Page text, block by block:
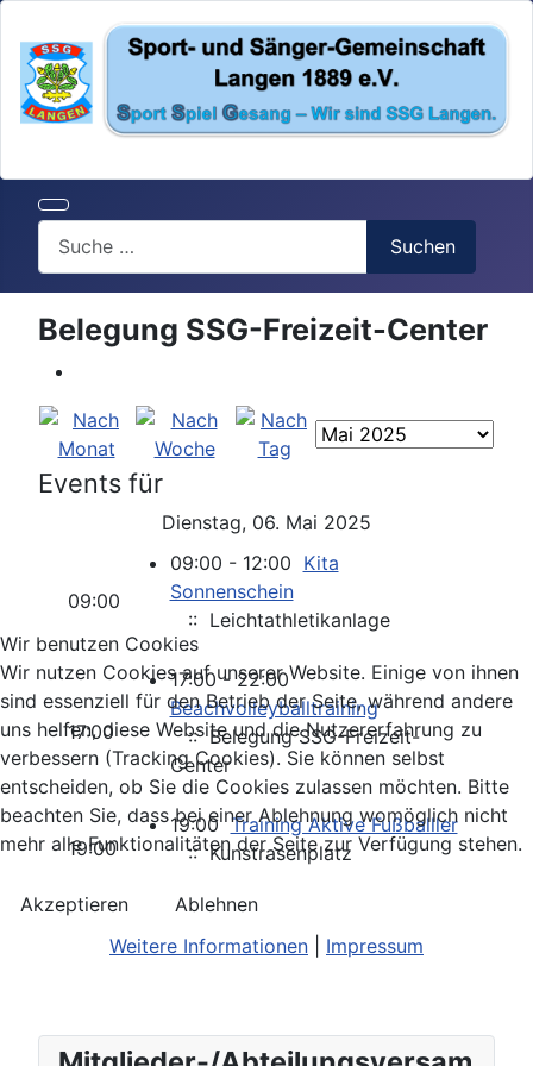
Search
Suchen
Belegung SSG-Freizeit-Center
Events für
Dienstag, 06. Mai 2025
09:00
09:00 - 12:00 Kita
Sonnenschein
:: Leichtathletikanlage
17:00
17:00 - 22:00
Beachvolleyballtraining
:: Belegung SSG-Freizeit-
Center
19:00
19:00Training Aktive Fußballler
:: Kunstrasenplatz
Wir benutzen Cookies
Wir nutzen Cookies auf unserer Website. Einige von ihnen
sind essenziell für den Betrieb der Seite, während andere
uns helfen, diese Website und die Nutzererfahrung zu
verbessern (Tracking Cookies). Sie können selbst
entscheiden, ob Sie die Cookies zulassen möchten. Bitte
beachten Sie, dass bei einer Ablehnung womöglich nicht
mehr alle Funktionalitäten der Seite zur Verfügung stehen.
Akzeptieren
Ablehnen
Weitere Informationen
Impressum